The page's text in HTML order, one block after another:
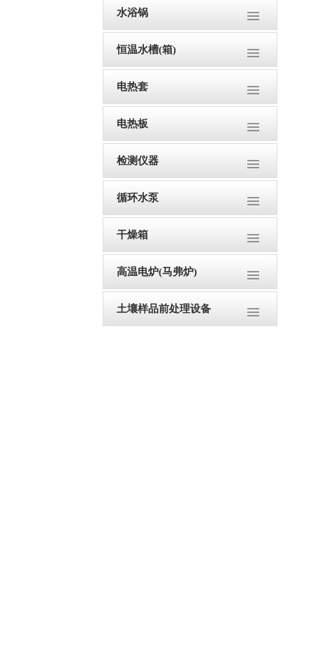
水浴锅
恒温水槽(箱)
电热套
电热板
检测仪器
循环水泵
干燥箱
高温电炉(马弗炉)
土壤样品前处理设备